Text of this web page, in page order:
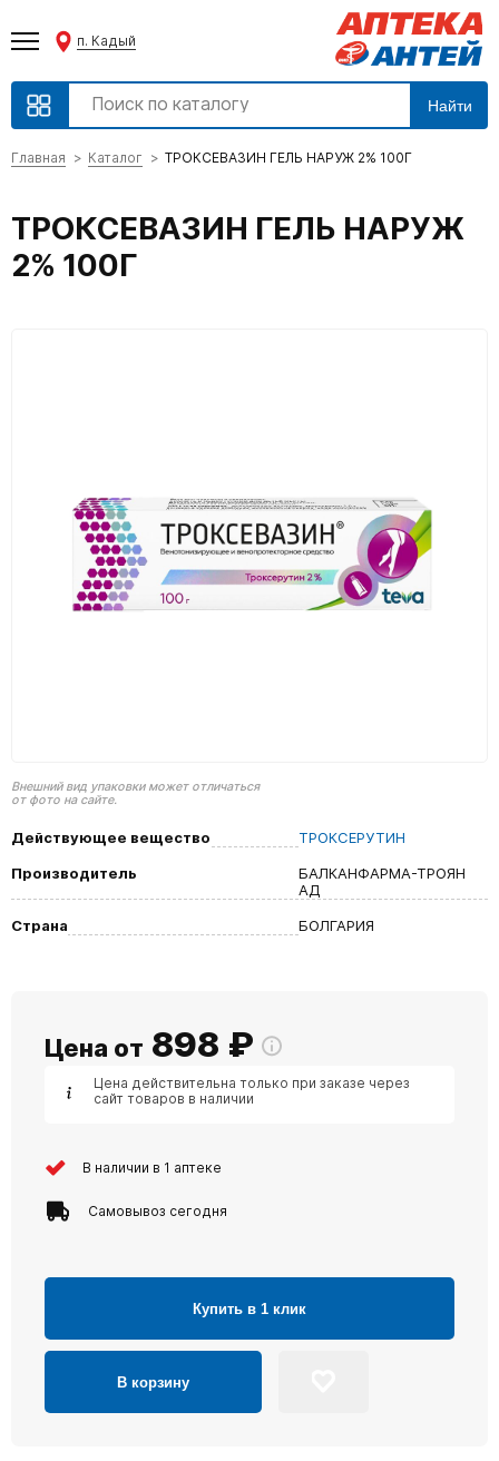
п. Кадый
Найти
Главная Каталог ТРОКСЕВАЗИН ГЕЛЬ НАРУЖ 2% 100Г
ТРОКСЕВАЗИН ГЕЛЬ НАРУЖ
2% 100Г
Внешний вид упаковки может отличаться
от фото на сайте.
Действующее вещество
ТРОКСЕРУТИН
Производитель
БАЛКАНФАРМА-ТРОЯН
АД
Страна
БОЛГАРИЯ
Цена от 898 ₽
Цена действительна только при заказе через
сайт товаров в наличии
В наличии в 1 аптеке
Самовывоз сегодня
Купить в 1 клик
В корзину